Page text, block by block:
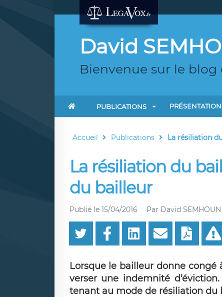
David
Bienvenue sur le
PUBLICATIONS PRÉSENTATION
Accueil Publications La résiliation
La résiliation du
du bailleur
Publié le 15/04/2016 Par David SEMHOUN
Lorsque le bailleur donne
verser une indemnité
tenant au mode de résiliation du